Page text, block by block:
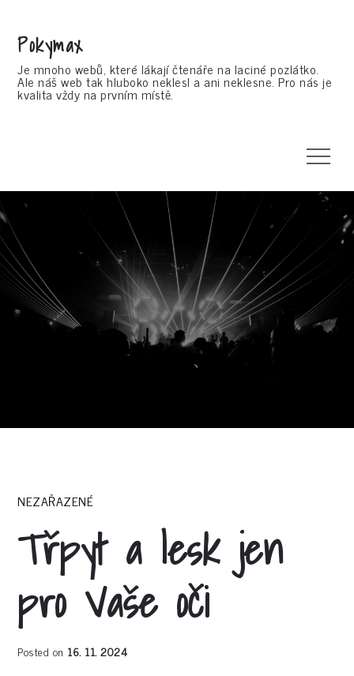
content
Pokymax
Je mnoho webů, které lákají čtenáře na laciné pozlátko.
Ale náš web tak hluboko neklesl a ani neklesne. Pro nás je
kvalita vždy na prvním místě.
Menu
NEZAŘAZENÉ
Třpyt a lesk jen
pro Vaše oči
Posted on 16. 11. 2024